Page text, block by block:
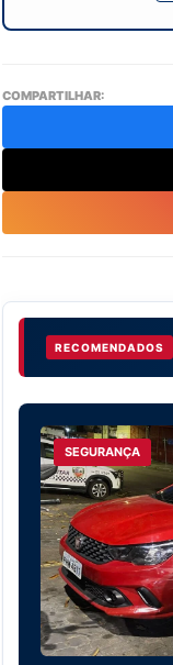
COMPARTILHAR:
RECOMENDADOS
SEGURANÇA